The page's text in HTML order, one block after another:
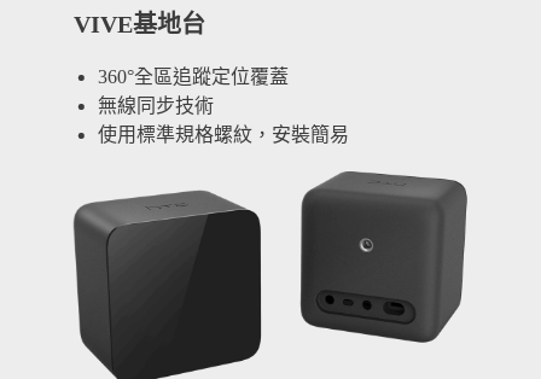
VIVE基地台
360°全區追蹤定位覆蓋
無線同步技術
使用標準規格螺紋，安裝簡易